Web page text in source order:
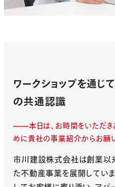
ワークショップを通じ
の共通認識
本日は、お時間をいただき
めに貴社の事業紹介からお願い
市川建設株式会社は創業以
た不動産事業を展開してい